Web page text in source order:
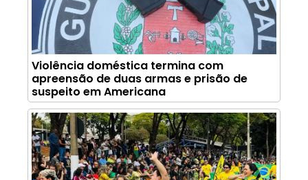
Violência doméstica termina com
apreensão de duas armas e prisão de
suspeito em Americana